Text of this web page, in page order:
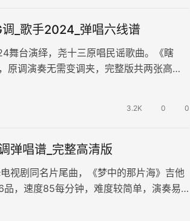
_歌手2024_弹唱六线谱
舞台演绎，尧十三原唱民谣歌曲。《瞎
原调演奏无需变调夹，完整版共两张高清
3.2K 0 0
弹唱谱_完整高清版
视剧同名片尾曲，《梦中的那片海》吉他
，速度85每分钟，难度较简单，演奏易